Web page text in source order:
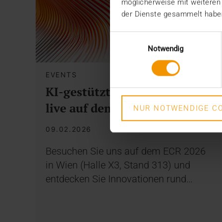
möglicherweise mit
der Dienste gesammelt
Notwendig
NUR NOTWENDIGE
EVENTS
KI-gestützte Radiologie –
live auf dem ECR 2026
09.02.2026
Besuchen Sie uns auf dem ECR 2026
in Wien (Halle X3, Stand 313) und
entdecken Sie Innovationen rund…